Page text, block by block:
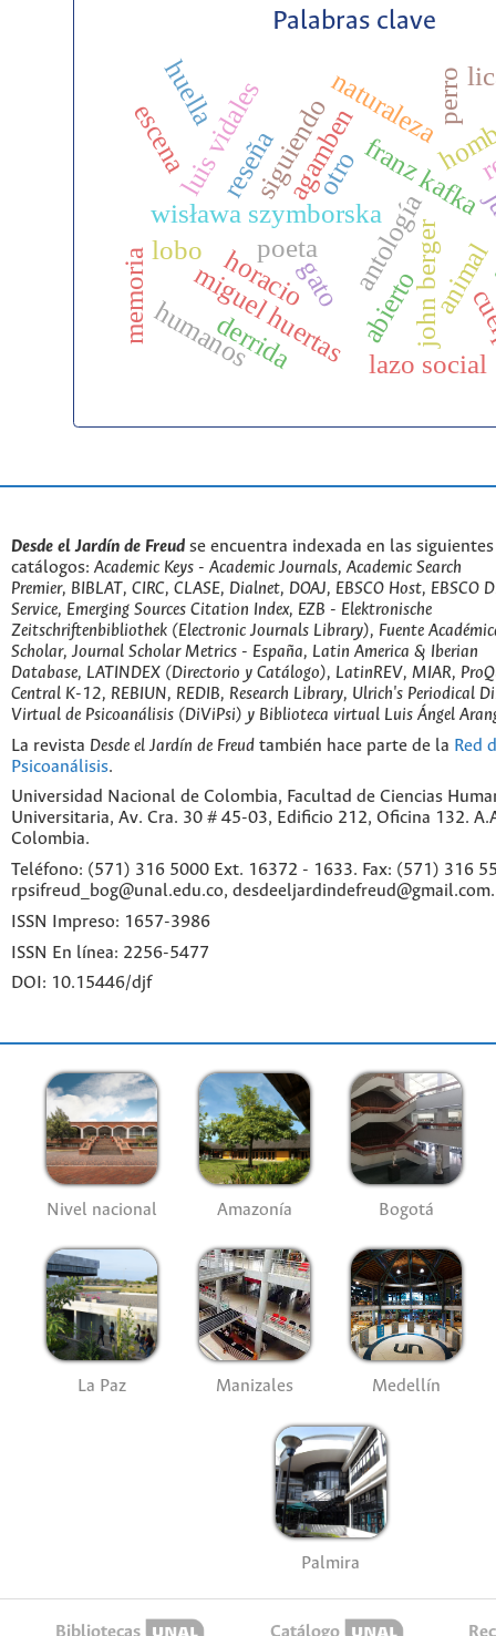
Palabras clave
antología
john berger
franz kafka
wisława szymborska
luis vidales
horacio
poeta
miguel huertas
gato abiertoanimal
agamben
siguiendo
reseña
derrida
humanos
naturaleza
memoria
perro
lobo
huella
otro
escena
lazo social
Desde el Jardín de Freud se encuentra indexada en las
catálogos: Academic Keys - Academic Journals, Academic Search
Premier, BIBLAT, CIRC, CLASE, Dialnet, DOAJ, EBSCO Host, EBSCO
Service, Emerging Sources Citation Index, EZB - Elektronische
Zeitschriftenbibliothek (Electronic Journals Library), Fuente
Scholar, Journal Scholar Metrics - España, Latin America & Iberian
Database, LATINDEX (Directorio y Catálogo), LatinREV, MIAR,
Central K-12, REBIUN, REDIB, Research Library, Ulrich's Periodical
Virtual de Psicoanálisis (DiViPsi) y Biblioteca virtual Luis Ángel
La revista Desde el Jardín de Freud también hace parte de la Red
Psicoanálisis.
Universidad Nacional de Colombia, Facultad de Ciencias
Universitaria, Av. Cra. 30 # 45-03, Edificio 212, Oficina 132.
Colombia.
Teléfono: (571) 316 5000 Ext. 16372 - 1633. Fax: (571) 316
rpsifreud_bog@unal.edu.co, desdeeljardindefreud@gmail.com.
ISSN Impreso: 1657-3986
ISSN En línea: 2256-5477
DOI: 10.15446/djf
Nivel nacional Amazonía Bogotá
La Paz Manizales Medellín
Palmira
Bibliotecas Catálogo